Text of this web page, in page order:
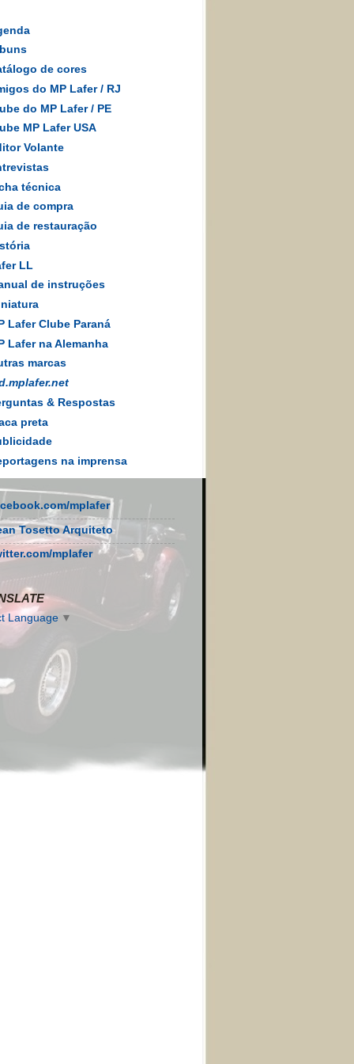
de cores
do MP Lafer/ RJ
do MP Lafer / PE
MP Lafer USA
Volante
técnica
de compra
de restauração
LL
de instruções
Lafer Clube Paraná
Lafer na Alemanha
marcas
& Respostas
preta
na imprensa
mplafer
Tosetto Arquiteto
mplafer
Language ▼